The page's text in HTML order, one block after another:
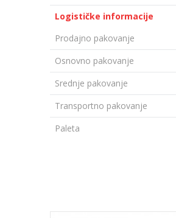
Logističke informacije
Prodajno pakovanje
Osnovno pakovanje
Srednje pakovanje
Transportno pakovanje
Paleta